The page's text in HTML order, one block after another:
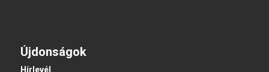
Újdonságok
Hírlevél